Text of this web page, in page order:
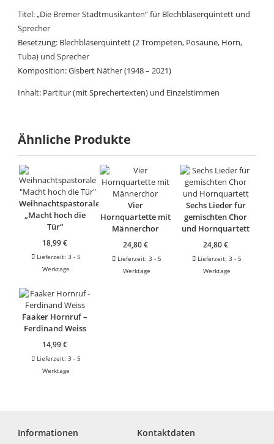
Titel: „Die Bremer Stadtmusikanten“ für Blechbläserquintett und
Sprecher
Besetzung: Blechbläserquintett (2 Trompeten, Posaune, Horn,
Tuba) und Sprecher
Komposition: Gisbert Näther (1948 – 2021)
Inhalt: Partitur (mit Sprechertexten) und Einzelstimmen
Ähnliche Produkte
Weihnachtspastorale
„Macht hoch die
Tür“
18,99€
Lieferzeit:3 - 5
Werktage
Vier
Hornquartette mit
Männerchor
24,80€
Lieferzeit: 3 - 5
Werktage
Sechs Lieder für
gemischten Chor
und Hornquartett
24,80€
Lieferzeit:3 - 5
Werktage
Faaker Hornruf –
Ferdinand Weiss
14,99€
Lieferzeit:3 - 5
Werktage
Informationen Kontaktdaten